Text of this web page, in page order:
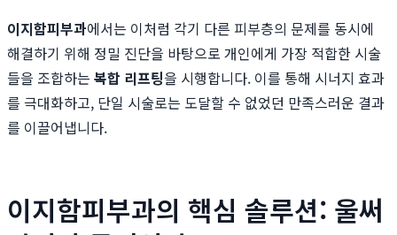
이지함피부과에서는 이처럼 각기 다른 피부층의 문제를 동시에
해결하기 위해 정밀 진단을 바탕으로 개인에게 가장 적합한 시술
들을 조합하는 복합 리프팅을 시행합니다. 이를 통해 시너지 효과
를 극대화하고, 단일 시술로는 도달할 수 없었던 만족스러운 결과
를 이끌어냅니다.
이지함피부과의 핵심 솔루션: 울써